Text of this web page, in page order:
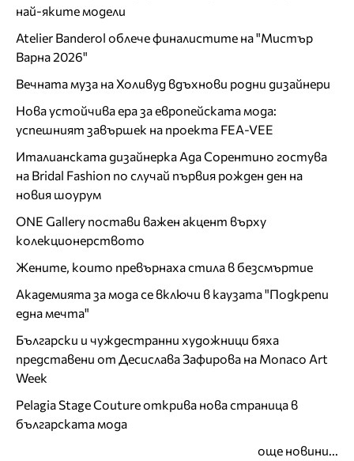
най-яките модели
Atelier Banderol облече финалистите на "Мистър
Варна 2026"
Вечната муза на Холивуд вдъхнови родни дизайнери
Нова устойчива ера за европейската мода:
успешният завършек на проекта FEA-VEE
Италианската дизайнерка Ада Сорентино гостува
на Bridal Fashion по случай първия рожден ден на
новия шоурум
ONE Gallery постави важен акцент върху
колекционерството
Жените, които превърнаха стила в безсмъртие
Академията за мода се включи в каузата "Подкрепи
една мечта"
Български и чуждестранни художници бяха
представени от Десислава Зафирова на Monaco Art
Week
Pelagia Stage Couture открива нова страница в
българската мода
още новини...